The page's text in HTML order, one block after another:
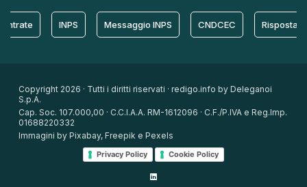
Messaggio INPS CNDCEC Risposta
Copyright 2026 · Tutti i diritti riservati · redigo.info by Deleganoi
S.p.A.
Cap. Soc. 107.000,00 · C.C.I.A.A. RM-1612096 · C.F./P.IVA e Reg.Imp.
01688220332
Immagini by Pixabay, Freepik e Pexels
Privacy Policy Cookie Policy